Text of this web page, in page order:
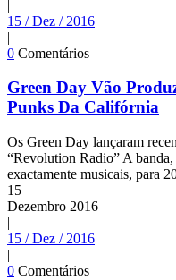
15 / Dez / 2016
|
0 Comentários
Green Day Vão
Punks Da Califórnia
Os Green Day lançaram
“Revolution Radio” A
exactamente musicais, para
15
Dezembro 2016
|
15 / Dez / 2016
|
0 Comentários